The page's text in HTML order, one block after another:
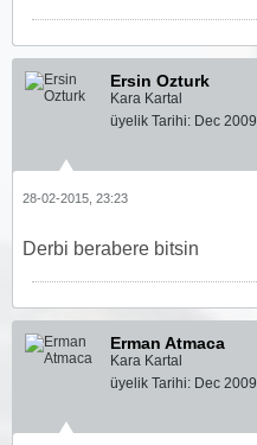
Ersin Ozturk
Kara Kartal
üyelik Tarihi: Dec 2009
28-02-2015, 23:23
Derbi berabere bitsin
Erman Atmaca
Kara Kartal
üyelik Tarihi: Dec 2009